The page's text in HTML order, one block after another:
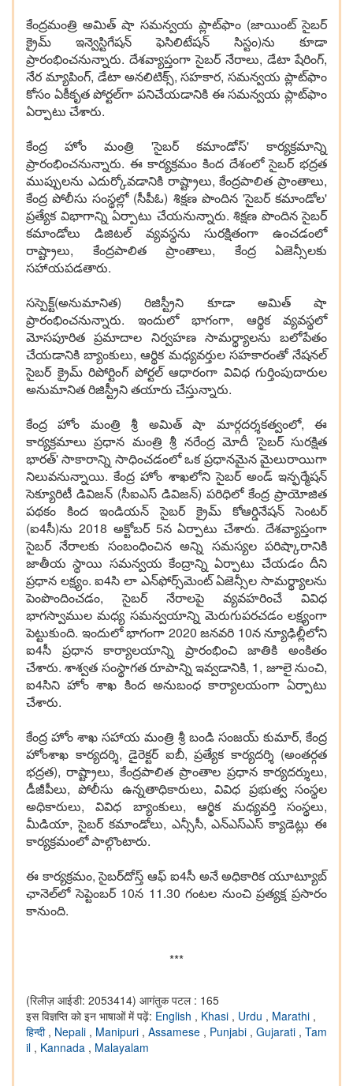
కేంద్రమంత్రి అమిత్ షా సమన్వయ ప్లాట్‌ఫాం (జాయింట్ సైబర్
క్రైమ్ ఇన్వెస్టిగేషన్ ఫెసిలిటేషన్ సిస్టం)ను కూడా
ప్రారంభించనున్నారు. దేశవ్యాప్తంగా సైబర్ నేరాలు, డేటా షేరింగ్,
నేర మ్యాపింగ్, డేటా అనలిటిక్స్, సహకార, సమన్వయ ప్లాట్‌ఫాం
కోసం ఏకీకృత పోర్టల్‌గా పనిచేయడానికి ఈ సమన్వయ ప్లాట్‌ఫాం
ఏర్పాటు చేశారు.
కేంద్ర హోం మంత్రి 'సైబర్ కమాండోస్' కార్యక్రమాన్ని
ప్రారంభించనున్నారు. ఈ కార్యక్రమం కింద దేశంలో సైబర్ భద్రత
ముప్పులను ఎదుర్కోవడానికి రాష్ట్రాలు, కేంద్రపాలిత ప్రాంతాలు,
కేంద్ర పోలీసు సంస్థల్లో (సీపీఓ) శిక్షణ పొందిన 'సైబర్ కమాండోల'
ప్రత్యేక విభాగాన్ని ఏర్పాటు చేయనున్నారు. శిక్షణ పొందిన సైబర్
కమాండోలు డిజిటల్ వ్యవస్థను సురక్షితంగా ఉంచడంలో
రాష్ట్రాలు, కేంద్రపాలిత ప్రాంతాలు, కేంద్ర ఏజెన్సీలకు
సహాయపడతారు.
సస్పెక్ట్(అనుమానిత) రిజిస్ట్రీని కూడా అమిత్ షా
ప్రారంభించనున్నారు. ఇందులో భాగంగా, ఆర్థిక వ్యవస్థలో
మోసపూరిత ప్రమాదాల నిర్వహణ సామర్థ్యాలను బలోపేతం
చేయడానికి బ్యాంకులు, ఆర్థిక మధ్యవర్తుల సహకారంతో నేషనల్
సైబర్ క్రైమ్ రిపోర్టింగ్ పోర్టల్ ఆధారంగా వివిధ గుర్తింపుదారుల
అనుమానిత రిజిస్ట్రీని తయారు చేస్తున్నారు.
కేంద్ర హోం మంత్రి శ్రీ అమిత్ షా మార్గదర్శకత్వంలో, ఈ
కార్యక్రమాలు ప్రధాన మంత్రి శ్రీ నరేంద్ర మోదీ 'సైబర్ సురక్షిత
భారత్' సాకారాన్ని సాధించడంలో ఒక ప్రధానమైన మైలురాయిగా
నిలువనున్నాయి. కేంద్ర హోం శాఖలోని సైబర్ అండ్ ఇన్ఫర్మేషన్
సెక్యూరిటీ డివిజన్ (సీఐఎస్ డివిజన్) పరిధిలో కేంద్ర ప్రాయోజిత
పథకం కింద ఇండియన్ సైబర్ క్రైమ్ కోఆర్డినేషన్ సెంటర్
(ఐ4సీ)ను 2018 అక్టోబర్ 5న ఏర్పాటు చేశారు. దేశవ్యాప్తంగా
సైబర్ నేరాలకు సంబంధించిన అన్ని సమస్యల పరిష్కారానికి
జాతీయ స్థాయి సమన్వయ కేంద్రాన్ని ఏర్పాటు చేయడం దీని
ప్రధాన లక్ష్యం. ఐ4సి లా ఎన్‌ఫోర్స్‌మెంట్ ఏజెన్సీల సామర్థ్యాలను
పెంపొందించడం, సైబర్ నేరాలపై వ్యవహరించే వివిధ
భాగస్వాముల మధ్య సమన్వయాన్ని మెరుగుపరచడం లక్ష్యంగా
పెట్టుకుంది. ఇందులో భాగంగా 2020 జనవరి 10న న్యూఢిల్లీలోని
ఐ4సీ ప్రధాన కార్యాలయాన్ని ప్రారంభించి జాతికి అంకితం
చేశారు. శాశ్వత సంస్థాగత రూపాన్ని ఇవ్వడానికి, 1, జూలై నుంచి,
ఐ4సిని హోం శాఖ కింద అనుబంధ కార్యాలయంగా ఏర్పాటు
చేశారు.
కేంద్ర హోం శాఖ సహాయ మంత్రి శ్రీ బండి సంజయ్ కుమార్, కేంద్ర
హోంశాఖ కార్యదర్శి, డైరెక్టర్ ఐబీ, ప్రత్యేక కార్యదర్శి (అంతర్గత
భద్రత), రాష్ట్రాలు, కేంద్రపాలిత ప్రాంతాల ప్రధాన కార్యదర్శులు,
డీజీపీలు, పోలీసు ఉన్నతాధికారులు, వివిధ ప్రభుత్వ సంస్థల
అధికారులు, వివిధ బ్యాంకులు, ఆర్థిక మధ్యవర్తి సంస్థలు,
మీడియా, సైబర్ కమాండోలు, ఎన్సీసీ, ఎన్ఎస్ఎస్ క్యాడెట్లు ఈ
కార్యక్రమంలో పాల్గొంటారు.
ఈ కార్యక్రమం, సైబర్‌దోస్త్ ఆఫ్ ఐ4సీ అనే అధికారిక యూట్యూబ్
ఛానెల్‌లో సెప్టెంబర్ 10న 11.30 గంటల నుంచి ప్రత్యక్ష ప్రసారం
కానుంది.
***
(रिलीज़ आईडी: 2053414) आगंतुक पटल : 165
इस विज्ञप्ति को इन भाषाओं में पढ़ें: English , Khasi , Urdu , Marathi ,
हिन्दी , Nepali , Manipuri , Assamese , Punjabi , Gujarati , Tam
il , Kannada , Malayalam